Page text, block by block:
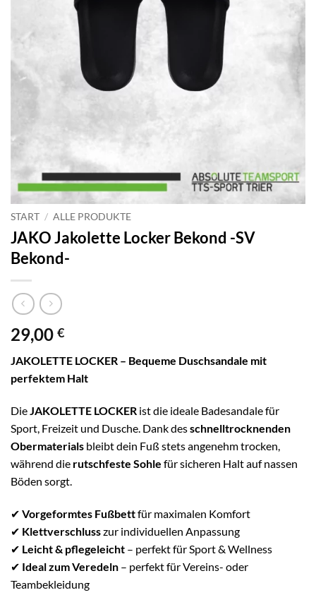
START / ALLE PRODUKTE
JAKO Jakolette Locker Bekond -SV
Bekond-
29,00 €
JAKOLETTE LOCKER – Bequeme Duschsandale mit
perfektem Halt
DieJAKOLETTE LOCKER ist die ideale Badesandale für
Sport, Freizeit und Dusche. Dank desschnelltrocknenden
Obermaterials bleibt dein Fuß stets angenehm trocken,
während die rutschfeste Sohle für sicheren Halt auf nassen
Böden sorgt.
✔ Vorgeformtes Fußbettfür maximalen Komfort
✔ Klettverschlusszur individuellen Anpassung
✔ Leicht & pflegeleicht – perfekt für Sport & Wellness
✔ Ideal zum Veredeln – perfekt für Vereins- oder
Teambekleidung